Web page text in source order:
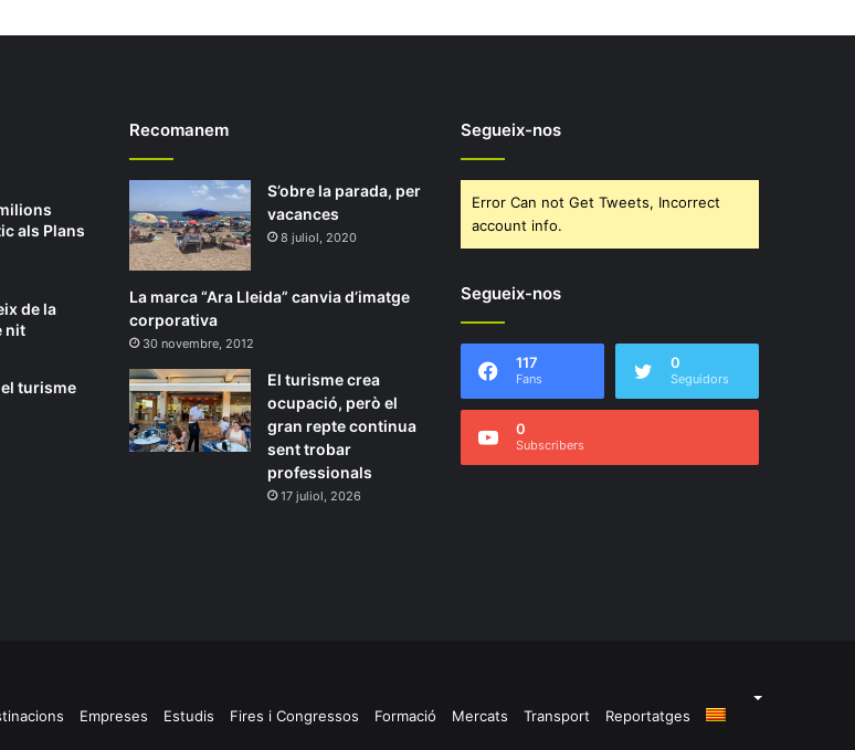
als Plans
de la
nit
turisme
Recomanem
S’obre la parada, per
vacances
8 juliol, 2020
La marca “Ara Lleida” canvia d’imatge
corporativa
30 novembre, 2012
El turisme crea
ocupació, però el
gran repte continua
sent trobar
professionals
17 juliol, 2026
Segueix-nos
Error Can not Get Tweets, Incorrect
account info.
Segueix-nos
117
Fans
0
Seguidors
0
Subscribers
Empreses Estudis Fires i Congressos Formació Mercats Transport Reportatges